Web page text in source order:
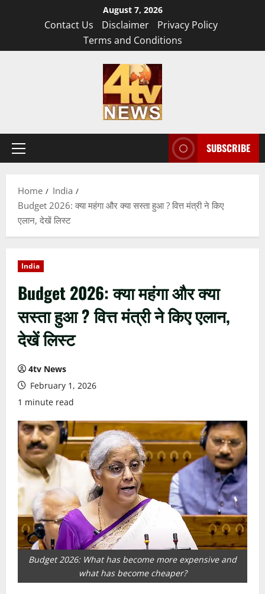
August 7, 2026
Contact Us Disclaimer
Privacy Policy
Terms and Conditions
Primary
SUBSCRIBE
Home
India
Budget 2026: क्या महंगा और क्या सस्ता हुआ ? वित्त मंत्री ने किए
एलान, देखें लिस्ट
India
Budget 2026: क्या महंगा और क्या
सस्ता हुआ ? वित्त मंत्री ने किए एलान,
देखें लिस्ट
4tv News
February 1, 2026
1 minute read
Budget 2026: What has become more expensive and
what has become cheaper?